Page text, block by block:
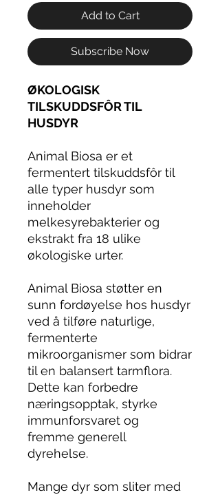
Add to Cart
Subscribe Now
ØKOLOGISK
TILSKUDDSFÔR TIL
HUSDYR
Animal Biosa er et
fermentert tilskuddsfôr til
alle typer husdyr som
inneholder
melkesyrebakterier og
ekstrakt fra 18 ulike
økologiske urter.
Animal Biosa støtter en
sunn fordøyelse hos husdyr
ved å tilføre naturlige,
fermenterte
mikroorganismer som bidrar
til en balansert tarmflora.
Dette kan forbedre
næringsopptak, styrke
immunforsvaret og
fremme generell
dyrehelse.
Mange dyr som sliter med